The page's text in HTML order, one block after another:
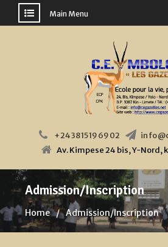
Main Menu
+243815196902
Av. Kimpese 24 bis, Y-Nord,
Admission/Inscription
Home Admission/Inscription